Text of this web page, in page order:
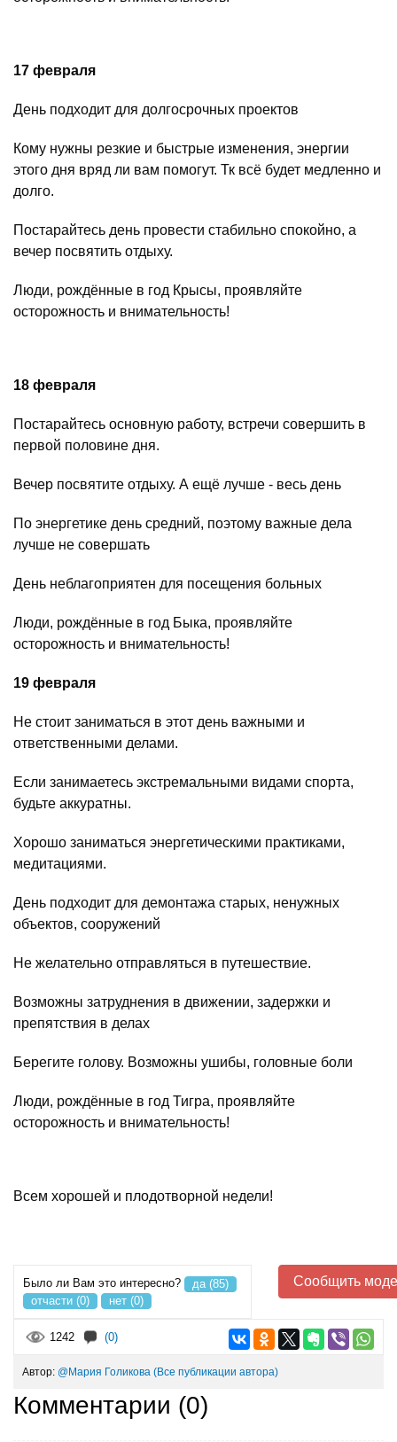
17 февраля
День подходит для долгосрочных проектов
Кому нужны резкие и быстрые изменения, энергии
этого дня вряд ли вам помогут. Тк всё будет медленно и
долго.
Постарайтесь день провести стабильно спокойно, а
вечер посвятить отдыху.
Люди, рождённые в год Крысы, проявляйте
осторожность и внимательность!
18 февраля
Постарайтесь основную работу, встречи совершить в
первой половине дня.
Вечер посвятите отдыху. А ещё лучше - весь день
По энергетике день средний, поэтому важные дела
лучше не совершать
День неблагоприятен для посещения больных
Люди, рождённые в год Быка, проявляйте
осторожность и внимательность!
19 февраля
Не стоит заниматься в этот день важными и
ответственными делами.
Если занимаетесь экстремальными видами спорта,
будьте аккуратны.
Хорошо заниматься энергетическими практиками,
медитациями.
День подходит для демонтажа старых, ненужных
объектов, сооружений
Не желательно отправляться в путешествие.
Возможны затруднения в движении, задержки и
препятствия в делах
Берегите голову. Возможны ушибы, головные боли
Люди, рождённые в год Тигра, проявляйте
осторожность и внимательность!
Всем хорошей и плодотворной недели!
Было ли Вам это интересно?
да (85)
отчасти (0)
нет (0)
Сообщить
1242 (0)
Автор: @Мария Голикова (Все публикации автора)
Комментарии (0)